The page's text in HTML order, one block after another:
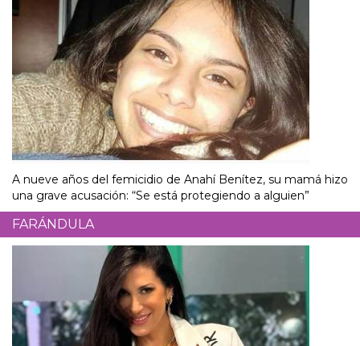
A nueve años del femicidio de Anahí Benítez, su mamá hizo
una grave acusación: “Se está protegiendo a alguien”
FARÁNDULA